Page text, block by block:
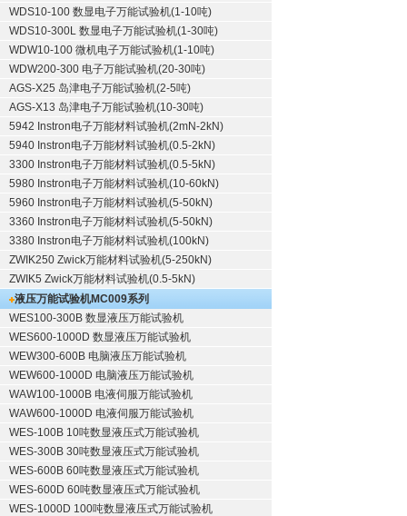
WDS10-100 数显电子万能试验机(1-10吨)
WDS10-300L 数显电子万能试验机(1-30吨)
WDW10-100 微机电子万能试验机(1-10吨)
WDW200-300 电子万能试验机(20-30吨)
AGS-X25 岛津电子万能试验机(2-5吨)
AGS-X13 岛津电子万能试验机(10-30吨)
5942 Instron电子万能材料试验机(2mN-2kN)
5940 Instron电子万能材料试验机(0.5-2kN)
3300 Instron电子万能材料试验机(0.5-5kN)
5980 Instron电子万能材料试验机(10-60kN)
5960 Instron电子万能材料试验机(5-50kN)
3360 Instron电子万能材料试验机(5-50kN)
3380 Instron电子万能材料试验机(100kN)
ZWIK250 Zwick万能材料试验机(5-250kN)
ZWIK5 Zwick万能材料试验机(0.5-5kN)
液压万能试验机MC009系列
WES100-300B 数显液压万能试验机
WES600-1000D 数显液压万能试验机
WEW300-600B 电脑液压万能试验机
WEW600-1000D 电脑液压万能试验机
WAW100-1000B 电液伺服万能试验机
WAW600-1000D 电液伺服万能试验机
WES-100B 10吨数显液压式万能试验机
WES-300B 30吨数显液压式万能试验机
WES-600B 60吨数显液压式万能试验机
WES-600D 60吨数显液压式万能试验机
WES-1000D 100吨数显液压式万能试验机